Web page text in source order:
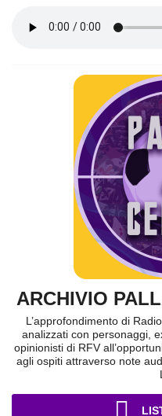
ARCHIVIO
L’approfondimento di
analizzati con personaggi,
opinionisti di RFV
agli ospiti attraverso note